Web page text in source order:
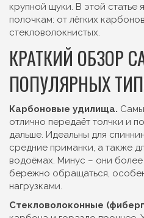
крупной щуки. В этой статье
полочкам: от лёгких
стекловолокнистых.
КРАТКИЙ ОБЗОР
ПОПУЛЯРНЫХ
Карбоновые удилища.
отлично передаёт толчки и
дальше. Идеальны для
средние приманки, а также
водоёмах. Минус – они
бережно обращаться,
нагрузками.
Стекловолоконные